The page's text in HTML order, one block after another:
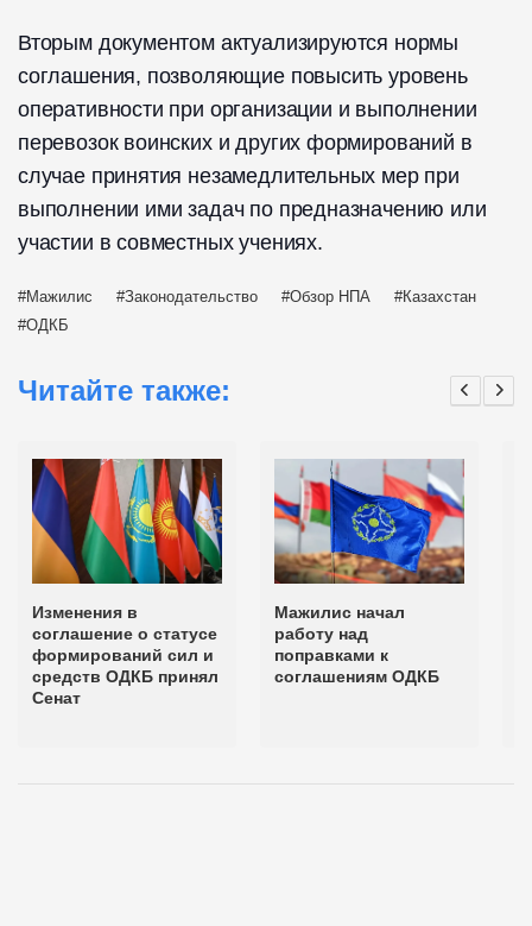
Вторым документом актуализируются нормы
соглашения, позволяющие повысить уровень
оперативности при организации и выполнении
перевозок воинских и других формирований в
случае принятия незамедлительных мер при
выполнении ими задач по предназначению или
участии в совместных учениях.
Мажилис Законодательство Обзор НПА
Казахстан
ОДКБ
Читайте также:
Изменения в
соглашение о статусе
формирований сил и
средств ОДКБ принял
Сенат
Мажилис начал
работу над
поправками к
соглашениям ОДКБ